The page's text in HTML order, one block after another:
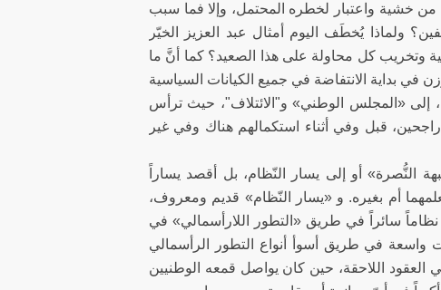
من خشية واعتبار لخطره المحتمل، وإلا فما سبب
ولماذا يُخطَف اليوم أمثال عبد العزيز الخيّر
وتخريب كل محاولة على هذا الصعيد؟ كما أنَّ ما
بداية الانتفاضة في جميع الكيانات السياسية
إلى «المجلس الوطني» و"الائتلاف"، حيث ترأس
قبل وفي أثناء استكمالهم هناك وفي غير
النُّصرة» أو إلى يسار النّظام، بل أقصد يساراً
أم بغيره. و «يسار النّظام» قديم ومعروف،
نظاماً سائراً في طريق «التطور اللارأسمالي» في
واسعة في طريق أسوأ أنواع التطور الرأسمالي
العقود اللاحقة، حين كان يواصل قمعه الوطنيين